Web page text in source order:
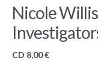
Nicole
CD 8,00€